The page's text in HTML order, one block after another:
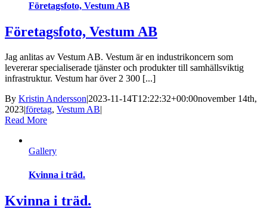
Företagsfoto, Vestum AB
Företagsfoto, Vestum AB
Jag anlitas av Vestum AB. Vestum är en industrikoncern som
levererar specialiserade tjänster och produkter till samhällsviktig
infrastruktur. Vestum har över 2 300 [...]
By Kristin Andersson|2023-11-14T12:22:32+00:00november 14th,
2023|företag, Vestum AB|
Read More
Gallery
Kvinna i träd.
Kvinna i träd.